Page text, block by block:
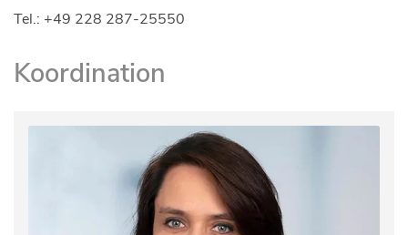
Tel.: +49 228 287-25550
Koordination